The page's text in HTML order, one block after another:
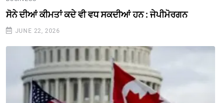
ਸੋਨੇ ਦੀਆਂ ਕੀਮਤਾਂ ਕਦੇ ਵੀ ਵਧ ਸਕਦੀਆਂ ਹਨ : ਜੇਪੀਮੋਰਗਨ
JUNE 22, 2026